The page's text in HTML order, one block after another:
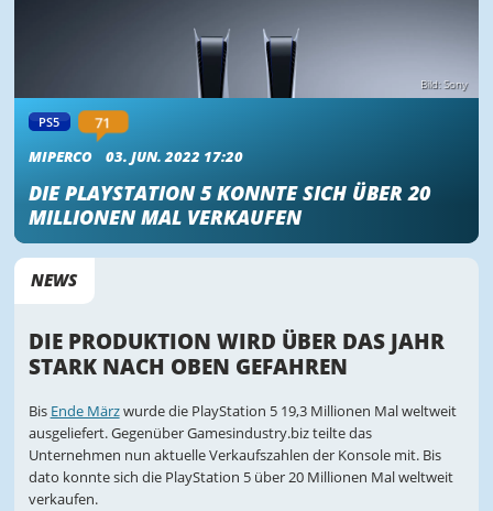
Bild: Sony
PS5 71
MIPERCO 03. JUN. 2022 17:20
DIE PLAYSTATION 5 KONNTE SICH ÜBER 20
MILLIONEN MAL VERKAUFEN
NEWS
DIE PRODUKTION WIRD ÜBER DAS JAHR
STARK NACH OBEN GEFAHREN
Bis Ende Märzwurde die PlayStation 5 19,3 Millionen Mal weltweit
ausgeliefert. Gegenüber Gamesindustry.biz teilte das
Unternehmen nun aktuelle Verkaufszahlen der Konsole mit. Bis
dato konnte sich die PlayStation 5 über 20 Millionen Mal weltweit
verkaufen.